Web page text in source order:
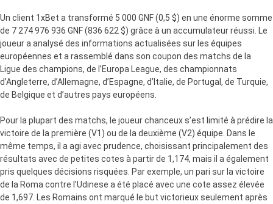
Un client 1xBet a transformé 5 000 GNF (0,5 $) en une énorme somme
de 7 274 976 936 GNF (836 622 $) grâce à un accumulateur réussi. Le
joueur a analysé des informations actualisées sur les équipes
européennes et a rassemblé dans son coupon des matchs de la
Ligue des champions, de l’Europa League, des championnats
d’Angleterre, d’Allemagne, d’Espagne, d’Italie, de Portugal, de Turquie,
de Belgique et d’autres pays européens.
Pour la plupart des matchs, le joueur chanceux s’est limité à prédire la
victoire de la première (V1) ou de la deuxième (V2) équipe. Dans le
même temps, il a agi avec prudence, choisissant principalement des
résultats avec de petites cotes à partir de 1,174, mais il a également
pris quelques décisions risquées. Par exemple, un pari sur la victoire
de la Roma contre l’Udinese a été placé avec une cote assez élevée
de 1,697. Les Romains ont marqué le but victorieux seulement après